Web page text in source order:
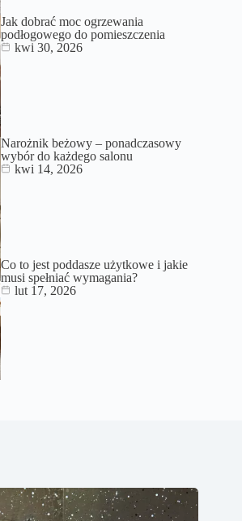
Jak dobrać moc ogrzewania
podłogowego do pomieszczenia
kwi 30, 2026
Narożnik beżowy – ponadczasowy
wybór do każdego salonu
kwi 14, 2026
Co to jest poddasze użytkowe i jakie
musi spełniać wymagania?
lut 17, 2026